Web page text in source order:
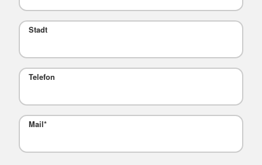
Stadt
Telefon
Mail*